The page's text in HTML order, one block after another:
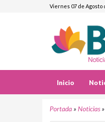
Viernes 07 de Agosto
Inicio
Portada »Noticias »